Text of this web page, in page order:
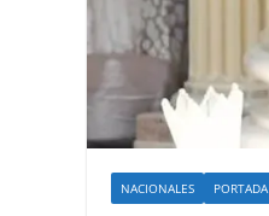
NACIONALES PORTADA